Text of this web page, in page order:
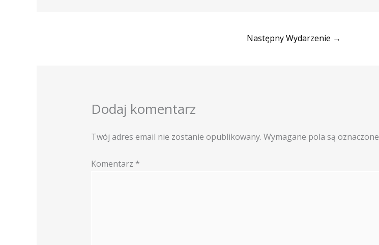
Następny Wydarzenie →
Dodaj komentarz
Twój adres email nie zostanie opublikowany. Wymagane pola są oznaczone
Komentarz *